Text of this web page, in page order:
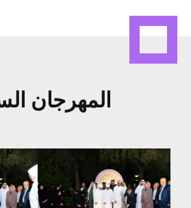
المهرجان